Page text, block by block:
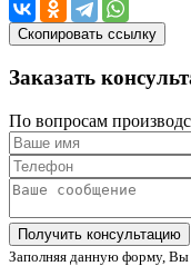
Скопировать ссылку
Заказать
По вопросам
Получить консультацию
Заполняя данную форму, Вы